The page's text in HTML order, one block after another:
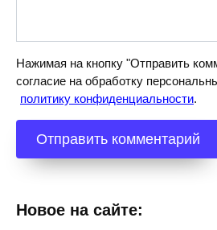
Нажимая на кнопку "Отправить
согласие на обработку
политику конфиденциальности.
Новое на сайте: